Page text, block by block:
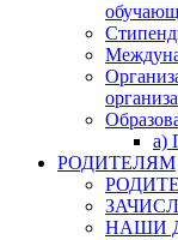
а)
РОДИТЕЛЯМ
НАШИ